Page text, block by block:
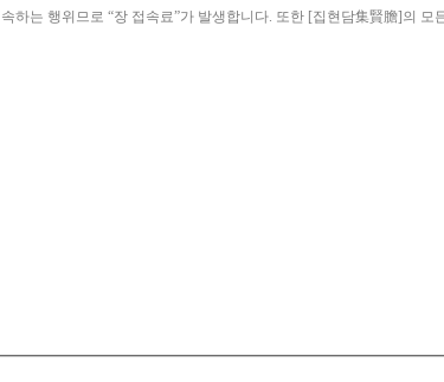
하는 행위므로 “장 접속료”가 발생합니다. 또한 [집현담集賢膽]의